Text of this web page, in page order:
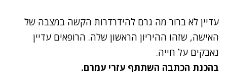
עדיין לא ברור מה גרם להידרדרות הקשה במצבה‬ של
האישה, שזהו ההיריון הראשון שלה. הרופאים עדיין
נאבקים על חייה.
בהכנת הכתבה השתתף עזרי עמרם.